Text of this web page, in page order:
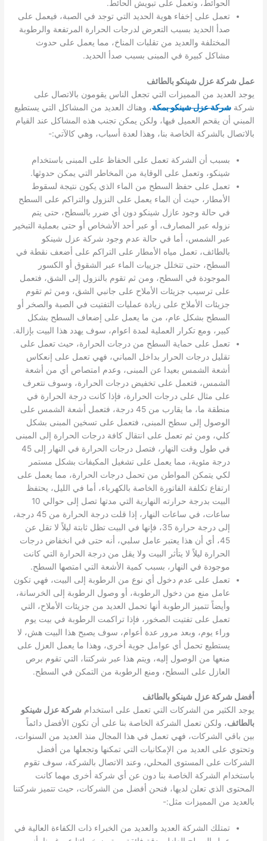
الحوائط، وتعمل على تبويش الحائط.
تعمل على إخفاء هوية الحديد التي توجد في الصبة، فيعمل على
صدأ الحديد بسبب التعرض لدرجات الحرارة المرتفعة والرطوبة
المختلفة والعديد من تقلبات المناخ، مما يعمل على حدوث
مشاكل كبيرة في المبنى بسبب صدأ الحديد.
عمل شركة عزل شينكو بالطائف
يوجد العديد من المميزات التي تجعل الناس يقومون بالاتصال على
شركةشركة عزل شينكو بمكة، وهناك العديد من المشاكل التي يستطيع
المبني أن يقحم العميل فيها، ولكن يمكن تجنب هذه المشاكل عند القيام
بالاتصال بالشركة الخاصة بنا، وهذا لعدة أسباب، وهي كالآتي:-
بسبب أن الشركة تعمل على الحفاظ على المبنى باستخدام
شينكو، وتعمل على الوقاية من المخاطر التي يمكن حدوثها.
تعمل على حفظ السطح من الماء الذي يكون نتيجة لسقوط
الأمطار، حيث أن الماء يعمل على النزول والتراكم على السطح
في حالة وجود عازل شينكو دون أي ضرر بالسطح، حتى يتم
نزوله عبر المصارف، أو عبر أحد الأشخاص أو حتى بعملية التبخير
عبر الشمس، أما في حالة عدم وجود شركة عزل شينكو
بالطائف، تعمل مياه الأمطار على التراكم على أضعف نقطة في
السطح، حتى تتخلل جزييات الماء عبر الشقوق أو الكسور
الموجودة في السطح، ومن ثم تقوم بالنزول إلى الشق، فتعمل
على ترسيب جزيئات الأملاح على جانبي الشق، ومن ثم تقوم
جزيئات الأملاح على زيادة عمليات التفتيت في الصبة والصخر أو
السطح بشكل عام، من ما يعمل على إضعاف السطح بشكل
كبير، ومع تكرار العملية لمدة اعوام، سوف يهدد هذا البيت بإزالة.
تعمل على حماية السطح من درجات الحرارة، حيث تعمل على
تقليل درجات الحرار بداخل المباني، فهي تعمل على إنعكاس
أشعة الشمس بعيدا عن المبنى، وعدم امتصاص أي من أشعة
الشمس، فتعمل على تخفيض درجات الحرارة، وسوف نتعرف
على مثال على درجات الحرارة، فإذا كانت درجة الحرارة في
منطقة ما، ما يقارب من 45 درجة، فتعمل أشعة الشمس على
الوصول إلى سطح المبنى، فتعمل على تسخين المبنى بشكل
كلي، ومن ثم تعمل على انتقال كافة درجات الحرارة إلى المبنى
في طول وقت النهار، فتصل درجات الحرارة في النهار إلى 45
درجة مئوية، مما يعمل على تشغيل المكيفات بشكل مستمر
لكي يتمكن المواطن من تحمل درجات الحرارة، مما يعمل على
ارتفاع تكلفة الفاتورة الخاصة بالكهرباء، أما في الليل، يحتفظ
البيت بدرجة حرارته النهارية التي مدتها تصل إلى حوالي 10
ساعات، في ساعات النهار، إذا قلت درجة الحرارة من 45 درجة،
إلى درجة حرارة 35، فإنها في البيت تظل ثابتة ليلاً لا تقل عن
45، أي أن هذا يعتبر عامل سلبي، أنه حتى في انخفاض درجات
الحرارة ليلاً لا يتأثر البيت ولا يقل من درجة الحرارة التي كانت
موجودة في النهار، بسبب كمية الأشعة التي امتصها السطح.
تعمل على عدم دخول أي نوع من الرطوبة إلى البيت، فهي تكون
عامل منع من دخول الرطوبة، أو وصول الرطوبة إلى الخرسانة،
وأيضاً تتميز الرطوبة أنها تحمل العديد من جزيئات الأملاح، التي
تعمل على تفتيت الصخور، فإذا تراكمت الرطوبة في بيت يوم
وراء يوم، وبعد مرور عدة أعوام، سوف يصبح هذا البيت هش، لا
يستطيع تحمل أي عوامل جوية أخرى، وهذا ما يعمل العزل على
منعها من الوصول إليه، ويتم هذا عبر شركتنا، التي تقوم برص
العازل على السطح، ومنع الرطوبة من التمكن في السطح.
أفضل شركة عزل شينكو بالطائف
يوجد الكثير من الشركات التي تعمل على استخدام شركة عزل شينكو
بالطائف، ولكن تعمل الشركة الخاصة بنا على أن تكون الأفضل دائماً
بين باقي الشركات، فهي تعمل في هذا المجال منذ العديد من السنوات،
وتحتوي على العديد من الإمكانيات التي تمكنها وتجعلها من أفضل
الشركات على المستوى المحلي، وعند الاتصال بالشركة، سوف تقوم
باستخدام الشركة الخاصة بنا دون عن أي شركة أخرى مهما كانت
المحتوى الذي تعلن لديها، فنحن أفضل من الشركات، حيث تتميز شركتنا
بالعديد من المميزات مثل:-
تمتلك الشركة العديد والعديد من الخبراء ذات الكفاءة العالية في